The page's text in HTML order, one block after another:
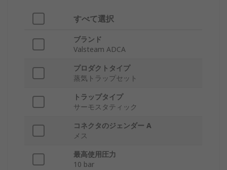
すべて選択
ブランド
Valsteam ADCA
プロダクトタイプ
蒸気トラップセット
トラップタイプ
サーモスタティック
コネクタのジェンダー A
メス
最高使用圧力
10 bar